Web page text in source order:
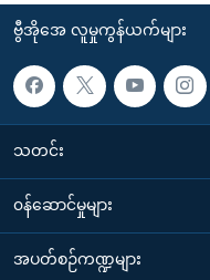
ဗွီအိုအေ လူမှုကွန်ယက်များ
သတင်း
၀န်ဆောင်မှုများ
အပတ်စဉ်ကဏ္ဍများ